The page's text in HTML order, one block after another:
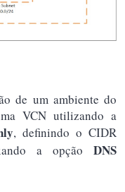
de um ambiente do
VCN utilizando a
, definindo o CIDR
a opção DNS